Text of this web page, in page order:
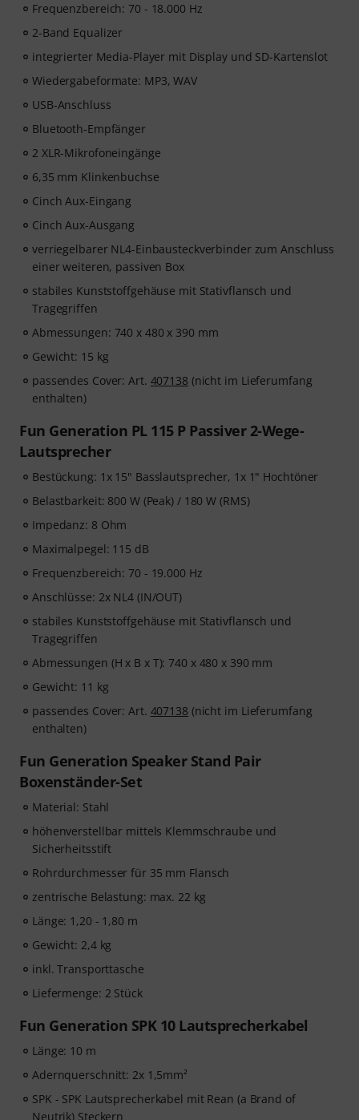
Frequenzbereich: 70 - 18.000 Hz
2-Band Equalizer
integrierter Media-Player mit Display und SD-Kartenslot
Wiedergabeformate: MP3, WAV
USB-Anschluss
Bluetooth-Empfänger
2 XLR-Mikrofoneingänge
6,35 mm Klinkenbuchse
Cinch Aux-Eingang
Cinch Aux-Ausgang
verriegelbarer NL4-Einbausteckverbinder zum Anschluss
einer weiteren, passiven Box
stabiles Kunststoffgehäuse mit Stativflansch und
Tragegriffen
Abmessungen: 740 x 480 x 390 mm
Gewicht: 15 kg
passendes Cover: Art. 407138 (nicht im Lieferumfang
enthalten)
Fun Generation PL 115 P Passiver 2-Wege-
Lautsprecher
Bestückung: 1x 15" Basslautsprecher, 1x 1" Hochtöner
Belastbarkeit: 800 W (Peak) / 180 W (RMS)
Impedanz: 8 Ohm
Maximalpegel: 115 dB
Frequenzbereich: 70 - 19.000 Hz
Anschlüsse: 2x NL4 (IN/OUT)
stabiles Kunststoffgehäuse mit Stativflansch und
Tragegriffen
Abmessungen (H x B x T): 740 x 480 x 390 mm
Gewicht: 11 kg
passendes Cover: Art. 407138 (nicht im Lieferumfang
enthalten)
Fun Generation Speaker Stand Pair
Boxenständer-Set
Material: Stahl
höhenverstellbar mittels Klemmschraube und
Sicherheitsstift
Rohrdurchmesser für 35 mm Flansch
zentrische Belastung: max. 22 kg
Länge: 1,20 - 1,80 m
Gewicht: 2,4 kg
inkl. Transporttasche
Liefermenge: 2 Stück
Fun Generation SPK 10 Lautsprecherkabel
Länge: 10 m
Adernquerschnitt: 2x 1,5mm²
SPK - SPK Lautsprecherkabel mit Rean (a Brand of
Neutrik) Steckern